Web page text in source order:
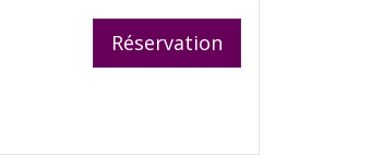
Réservation